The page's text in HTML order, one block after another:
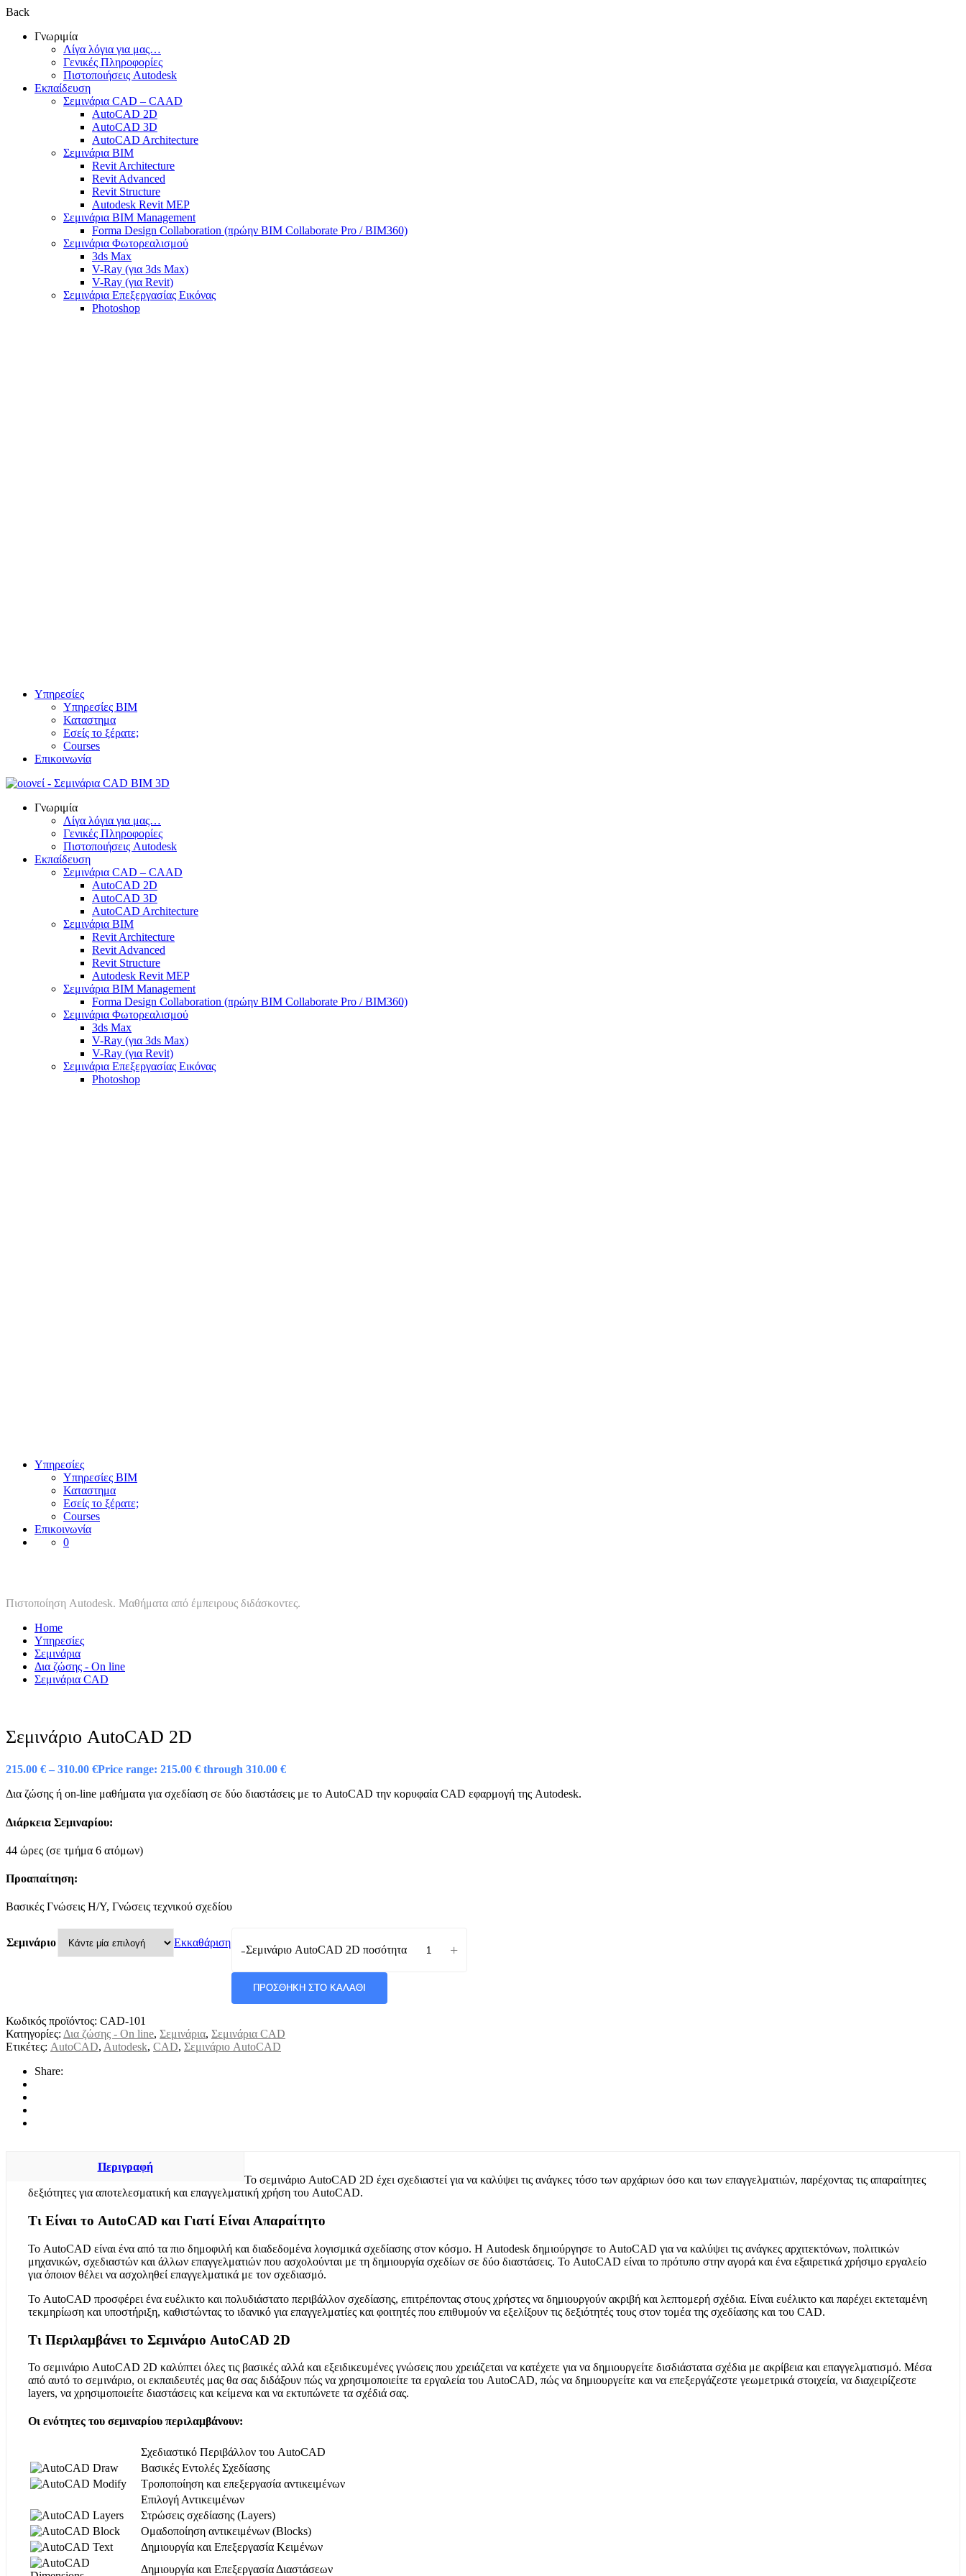
Back
Γνωριμία
Λίγα λόγια για μας…
Γενικές Πληροφορίες
Πιστοποιήσεις Autodesk
Εκπαίδευση
Σεμινάρια CAD – CAAD
AutoCAD 2D
AutoCAD 3D
AutoCAD Architecture
Σεμινάρια BIM
Revit Architecture
Revit Advanced
Revit Structure
Autodesk Revit MEP
Σεμινάρια BIM Management
Forma Design Collaboration (πρώην BIM Collaborate Pro / BIM360)
Σεμινάρια Φωτορεαλισμού
3ds Max
V-Ray (για 3ds Max)
V-Ray (για Revit)
Σεμινάρια Επεξεργασίας Εικόνας
Photoshop
Υπηρεσίες
Υπηρεσίες BIM
Καταστημα
Εσείς το ξέρατε;
Courses
Επικοινωνία
Γνωριμία
Λίγα λόγια για μας…
Γενικές Πληροφορίες
Πιστοποιήσεις Autodesk
Εκπαίδευση
Σεμινάρια CAD – CAAD
AutoCAD 2D
AutoCAD 3D
AutoCAD Architecture
Σεμινάρια BIM
Revit Architecture
Revit Advanced
Revit Structure
Autodesk Revit MEP
Σεμινάρια BIM Management
Forma Design Collaboration (πρώην BIM Collaborate Pro / BIM360)
Σεμινάρια Φωτορεαλισμού
3ds Max
V-Ray (για 3ds Max)
V-Ray (για Revit)
Σεμινάρια Επεξεργασίας Εικόνας
Photoshop
Υπηρεσίες
Υπηρεσίες BIM
Καταστημα
Εσείς το ξέρατε;
Courses
Επικοινωνία
0
Πιστοποίηση Autodesk. Μαθήματα από έμπειρους διδάσκοντες.
Home
Υπηρεσίες
Σεμινάρια
Δια ζώσης - On line
Σεμινάρια CAD
Σεμινάριο AutoCAD 2D
215.00 € – 310.00 €Price range: 215.00 € through 310.00 €
Δια ζώσης ή on-line μαθήματα για σχεδίαση σε δύο διαστάσεις με το AutoCAD την κορυφαία CAD εφαρμογή της Autodesk.
Διάρκεια Σεμιναρίου:
44 ώρες (σε τμήμα 6 ατόμων)
Προαπαίτηση:
Βασικές Γνώσεις Η/Υ, Γνώσεις τεχνικού σχεδίου
Σεμινάριο Εκκαθάριση -Σεμινάριο AutoCAD 2D ποσότητα +
ΠΡΟΣΘΉΚΗ ΣΤΟ ΚΑΛΆΘΙ
Κωδικός προϊόντος: CAD-101
Κατηγορίες: Δια ζώσης - On line, Σεμινάρια, Σεμινάρια CAD
Ετικέτες: AutoCAD, Autodesk, CAD, Σεμινάριο AutoCAD
Share:
Περιγραφή
Το σεμινάριο AutoCAD 2D έχει σχεδιαστεί για να καλύψει τις ανάγκες τόσο των αρχάριων όσο και των επαγγελματιών, παρέχοντας τις απαραίτητες
δεξιότητες για αποτελεσματική και επαγγελματική χρήση του AutoCAD.
Τι Είναι το AutoCAD και Γιατί Είναι Απαραίτητο
Το AutoCAD είναι ένα από τα πιο δημοφιλή και διαδεδομένα λογισμικά σχεδίασης στον κόσμο. Η Autodesk δημιούργησε το AutoCAD για να καλύψει τις ανάγκες αρχιτεκτόνων, πολιτικών
μηχανικών, σχεδιαστών και άλλων επαγγελματιών που ασχολούνται με τη δημιουργία σχεδίων σε δύο διαστάσεις. Το AutoCAD είναι το πρότυπο στην αγορά και ένα εξαιρετικά χρήσιμο εργαλείο
για όποιον θέλει να ασχοληθεί επαγγελματικά με τον σχεδιασμό.
Το AutoCAD προσφέρει ένα ευέλικτο και πολυδιάστατο περιβάλλον σχεδίασης, επιτρέποντας στους χρήστες να δημιουργούν ακριβή και λεπτομερή σχέδια. Είναι ευέλικτο και παρέχει εκτεταμένη
τεκμηρίωση και υποστήριξη, καθιστώντας το ιδανικό για επαγγελματίες και φοιτητές που επιθυμούν να εξελίξουν τις δεξιότητές τους στον τομέα της σχεδίασης και του CAD.
Τι Περιλαμβάνει το Σεμινάριο AutoCAD 2D
Το σεμινάριο AutoCAD 2D καλύπτει όλες τις βασικές αλλά και εξειδικευμένες γνώσεις που χρειάζεται να κατέχετε για να δημιουργείτε δισδιάστατα σχέδια με ακρίβεια και επαγγελματισμό. Μέσα
από αυτό το σεμινάριο, οι εκπαιδευτές μας θα σας διδάξουν πώς να χρησιμοποιείτε τα εργαλεία του AutoCAD, πώς να δημιουργείτε και να επεξεργάζεστε γεωμετρικά στοιχεία, να διαχειρίζεστε
layers, να χρησιμοποιείτε διαστάσεις και κείμενα και να εκτυπώνετε τα σχέδιά σας.
Οι ενότητες του σεμιναρίου περιλαμβάνουν:
Σχεδιαστικό Περιβάλλον του AutoCAD
Βασικές Εντολές Σχεδίασης
Τροποποίηση και επεξεργασία αντικειμένων
Επιλογή Αντικειμένων
Στρώσεις σχεδίασης (Layers)
Ομαδοποίηση αντικειμένων (Blocks)
Δημιουργία και Επεξεργασία Κειμένων
Δημιουργία και Επεξεργασία Διαστάσεων